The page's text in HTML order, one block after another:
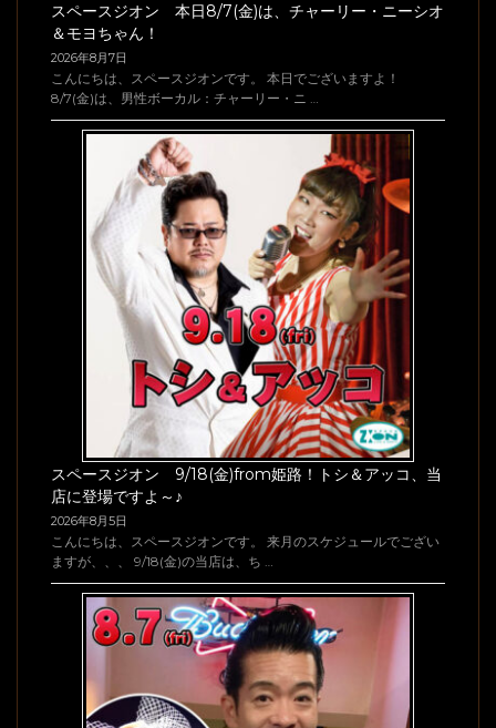
スペースジオン 本日8/7(金)は、チャーリー・ニーシオ
＆モヨちゃん！
2026年8月7日
こんにちは、スペースジオンです。 本日でございますよ！
8/7(金)は、男性ボーカル：チャーリー・ニ …
スペースジオン 9/18(金)from姫路！トシ＆アッコ、当
店に登場ですよ～♪
2026年8月5日
こんにちは、スペースジオンです。 来月のスケジュールでござい
ますが、、、 9/18(金)の当店は、ち …